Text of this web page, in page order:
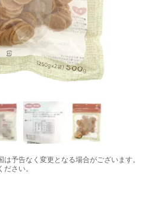
予告なく変更となる場合がございます。
さい。